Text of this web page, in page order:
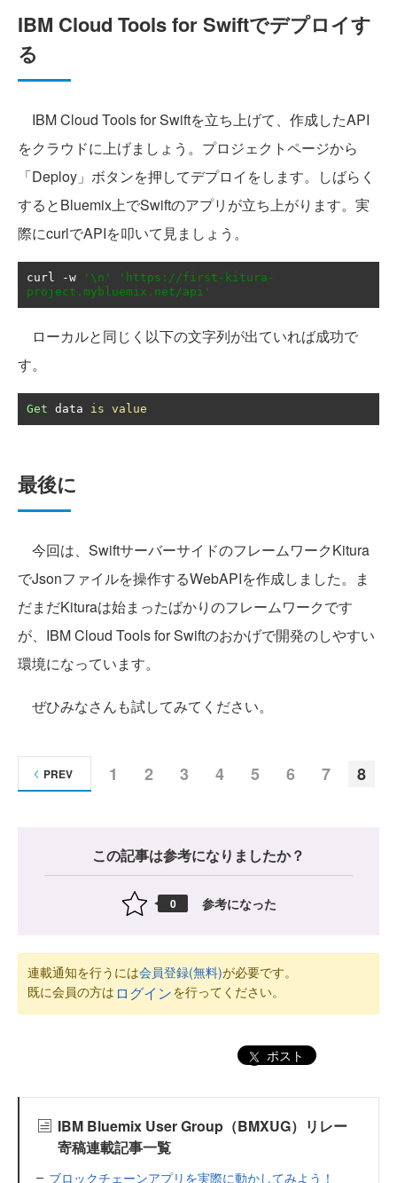
IBM Cloud Tools for Swiftでデプロイす
る
IBM Cloud Tools for Swiftを立ち上げて、作成したAPI
をクラウドに上げましょう。プロジェクトページから
「Deploy」ボタンを押してデプロイをします。しばらく
するとBluemix上でSwiftのアプリが立ち上がります。実
際にcurlでAPIを叩いて見ましょう。
curl -w '\n'
'https://first-kitura-
project.mybluemix.net/api'
ローカルと同じく以下の文字列が出ていれば成功で
す。
Get data is value
最後に
今回は、SwiftサーバーサイドのフレームワークKitura
でJsonファイルを操作するWebAPIを作成しました。ま
だまだKituraは始まったばかりのフレームワークです
が、IBM Cloud Tools for Swiftのおかげで開発のしやすい
環境になっています。
ぜひみなさんも試してみてください。
1 2 3 4 5 6 7 8
PREV
この記事は参考になりましたか？
0 参考になった
連載通知を行うには会員登録(無料)が必要です。
既に会員の方は ログインを行ってください。
ポスト
IBM Bluemix User Group（BMXUG）リレー
寄稿連載記事一覧
ブロックチェーンアプリを実際に動かしてみよう！